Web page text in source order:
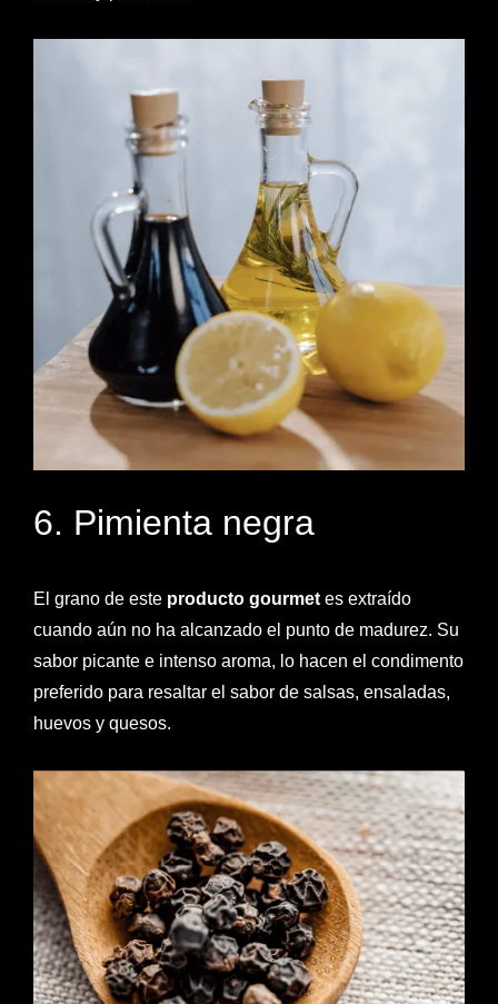
6. Pimienta negra
El grano de este producto gourmet es extraído
cuando aún no ha alcanzado el punto de madurez. Su
sabor picante e intenso aroma, lo hacen el condimento
preferido para resaltar el sabor de salsas, ensaladas,
huevos y quesos.